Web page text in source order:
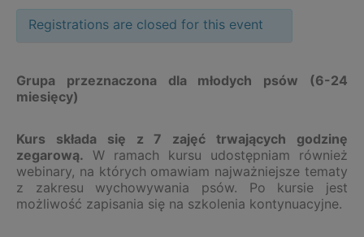
Registrations are closed for this event
Grupa przeznaczona dla młodych psów (6-24
miesięcy)
Kurs składa się z 7 zajęć trwających godzinę
zegarową. W ramach kursu udostępniam również
webinary, na których omawiam najważniejsze tematy
z zakresu wychowywania psów. Po kursie jest
możliwość zapisania się na szkolenia kontynuacyjne.